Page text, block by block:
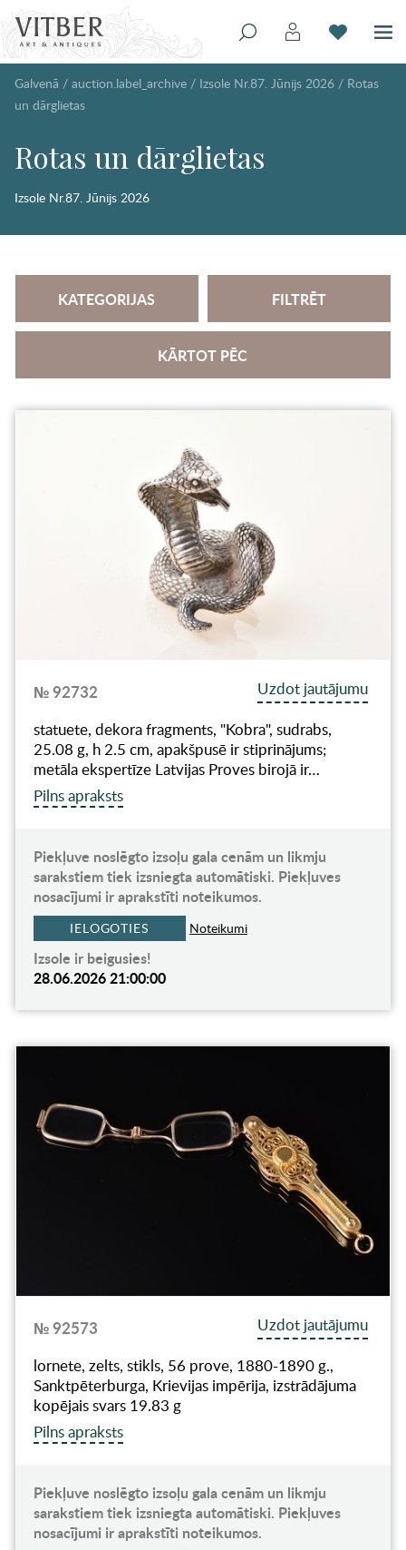
Galvenā / auction.label_archive / Izsole Nr.87. Jūnijs 2026 / Rotas
un dārglietas
Rotas un dārglietas
Izsole Nr.87. Jūnijs 2026
KATEGORIJAS FILTRĒT
KĀRTOT PĒC
№ 92732
Uzdot jautājumu
statuete, dekora fragments, "Kobra", sudrabs,
25.08 g, h 2.5 cm, apakšpusē ir stiprinājums;
metāla ekspertīze Latvijas Proves birojā ir…
Pilns apraksts
Piekļuve noslēgto izsoļu gala cenām un likmju
sarakstiem tiek izsniegta automātiski. Piekļuves
nosacījumi ir aprakstīti noteikumos.
IELOGOTIES Noteikumi
Izsole ir beigusies!
28.06.2026 21:00:00
№ 92573
Uzdot jautājumu
lornete, zelts, stikls, 56 prove, 1880-1890 g.,
Sanktpēterburga, Krievijas impērija, izstrādājuma
kopējais svars 19.83 g
Pilns apraksts
Piekļuve noslēgto izsoļu gala cenām un likmju
sarakstiem tiek izsniegta automātiski. Piekļuves
nosacījumi ir aprakstīti noteikumos.